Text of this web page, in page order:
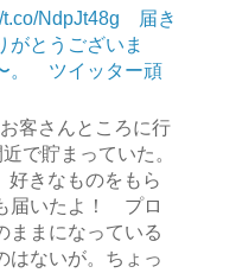
t.co/NdpJt48g 届き
がとうございま
。 ツイッター頑
客さんところに行
で貯まっていた。
きなものをもら
届いたよ！ プロ
ままになっている
はないが。ちょっ